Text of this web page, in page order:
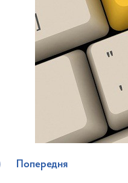
Попередня